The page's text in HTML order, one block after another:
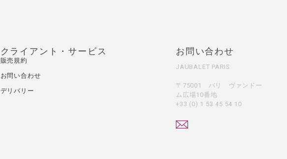
クライアント・サービス
販売規約
お問い合わせ
デリバリー
お問い合わせ
JAUBALET PARIS
〒75001 パリ ヴァンドー
ム広場10番地
+33 (0) 1 53 45 54 10